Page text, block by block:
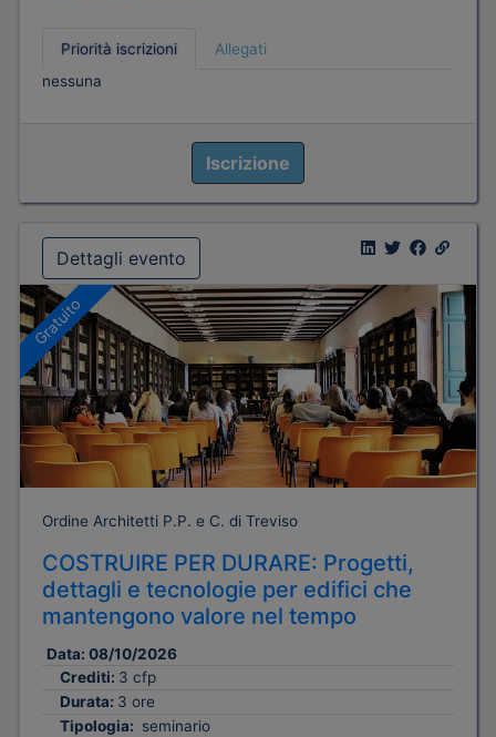
Priorità iscrizioni
Allegati
nessuna
Iscrizione
Dettagli evento
Gratuito
Ordine Architetti P.P. e C. di Treviso
COSTRUIRE PER DURARE: Progetti,
dettagli e tecnologie per edifici che
mantengono valore nel tempo
Data: 08/10/2026
Crediti: 3 cfp
Durata: 3 ore
Tipologia: seminario